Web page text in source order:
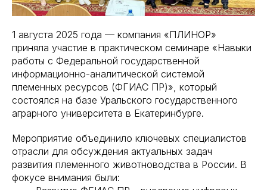
1 августа 2025 года — компания «ПЛИНОР»
приняла участие в практическом семинаре «Навыки
работы с Федеральной государственной
информационно-аналитической системой
племенных ресурсов (ФГИАС ПР)», который
состоялся на базе Уральского государственного
аграрного университета в Екатеринбурге.
Мероприятие объединило ключевых специалистов
отрасли для обсуждения актуальных задач
развития племенного животноводства в России. В
фокусе внимания были: